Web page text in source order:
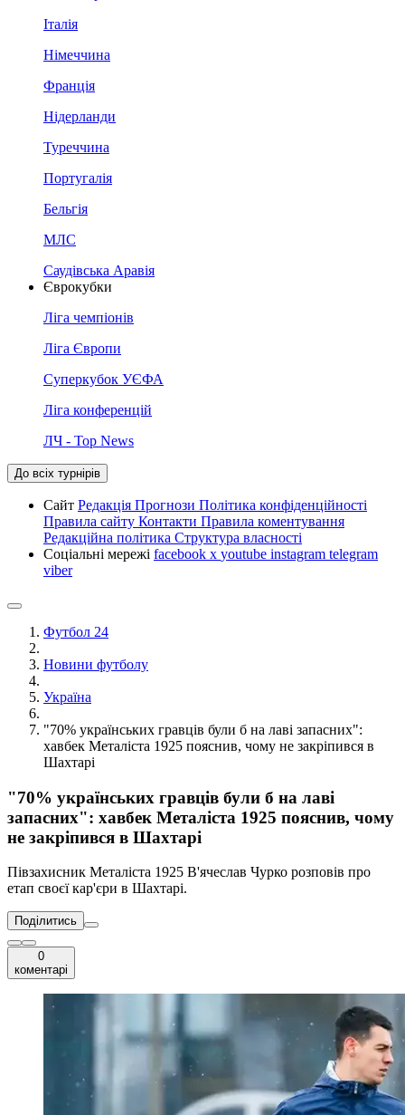
Італія
Німеччина
Франція
Нідерланди
Туреччина
Португалія
Бельгія
МЛС
Саудівська Аравія
Єврокубки
Ліга чемпіонів
Ліга Європи
Суперкубок УЄФА
Ліга конференцій
ЛЧ - Top News
До всіх турнірів
Сайт Редакція Прогнози Політика конфіденційності
Правила сайту Контакти Правила коментування
Редакційна політика Структура власності
Соціальні мережі facebook x youtube instagram telegram
viber
Футбол 24
Новини футболу
Україна
"70% українських гравців були б на лаві запасних":
хавбек Металіста 1925 пояснив, чому не закріпився в
Шахтарі
"70% українських гравців були б на лаві
запасних": хавбек Металіста 1925 пояснив, чому
не закріпився в Шахтарі
Півзахисник Металіста 1925 В'ячеслав Чурко розповів про
етап своєї кар'єри в Шахтарі.
Поділитись
0
коментарі